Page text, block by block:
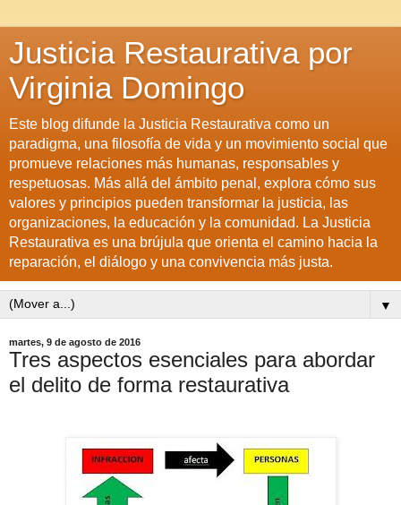
Justicia Restaurativa por
Virginia Domingo
Este blog difunde la Justicia Restaurativa como un
paradigma, una filosofía de vida y un movimiento social que
promueve relaciones más humanas, responsables y
respetuosas. Más allá del ámbito penal, explora cómo sus
valores y principios pueden transformar la justicia, las
organizaciones, la educación y la comunidad. La Justicia
Restaurativa es una brújula que orienta el camino hacia la
reparación, el diálogo y una convivencia más justa.
▼
martes, 9 de agosto de 2016
Tres aspectos esenciales para abordar
el delito de forma restaurativa